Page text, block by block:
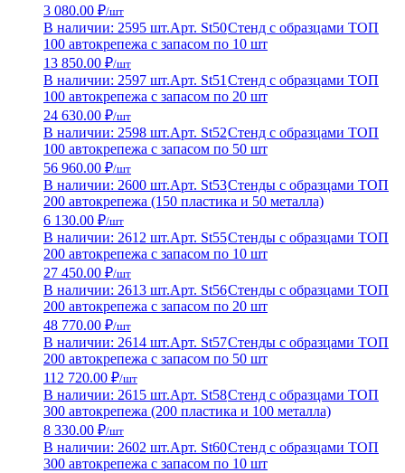
3 080.00 ₽/шт
В наличии: 2595 шт.Арт. St50Стенд с образцами ТОП
100 автокрепежа с запасом по 10 шт
13 850.00 ₽/шт
В наличии: 2597 шт.Арт. St51 Стенд с образцами ТОП
100 автокрепежа с запасом по 20 шт
24 630.00 ₽/шт
В наличии: 2598 шт.Арт. St52Стенд с образцами ТОП
100 автокрепежа с запасом по 50 шт
56 960.00 ₽/шт
В наличии: 2600 шт.Арт. St53Стенды с образцами ТОП
200 автокрепежа (150 пластика и 50 металла)
6 130.00 ₽/шт
В наличии: 2612 шт.Арт. St55Стенды с образцами ТОП
200 автокрепежа с запасом по 10 шт
27 450.00 ₽/шт
В наличии: 2613 шт.Арт. St56Стенды с образцами ТОП
200 автокрепежа с запасом по 20 шт
48 770.00 ₽/шт
В наличии: 2614 шт.Арт. St57Стенды с образцами ТОП
200 автокрепежа с запасом по 50 шт
112 720.00 ₽/шт
В наличии: 2615 шт.Арт. St58Стенд с образцами ТОП
300 автокрепежа (200 пластика и 100 металла)
8 330.00 ₽/шт
В наличии: 2602 шт.Арт. St60Стенд с образцами ТОП
300 автокрепежа с запасом по 10 шт